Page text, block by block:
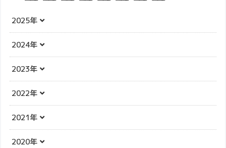
2025年
2024年
2023年
2022年
2021年
2020年